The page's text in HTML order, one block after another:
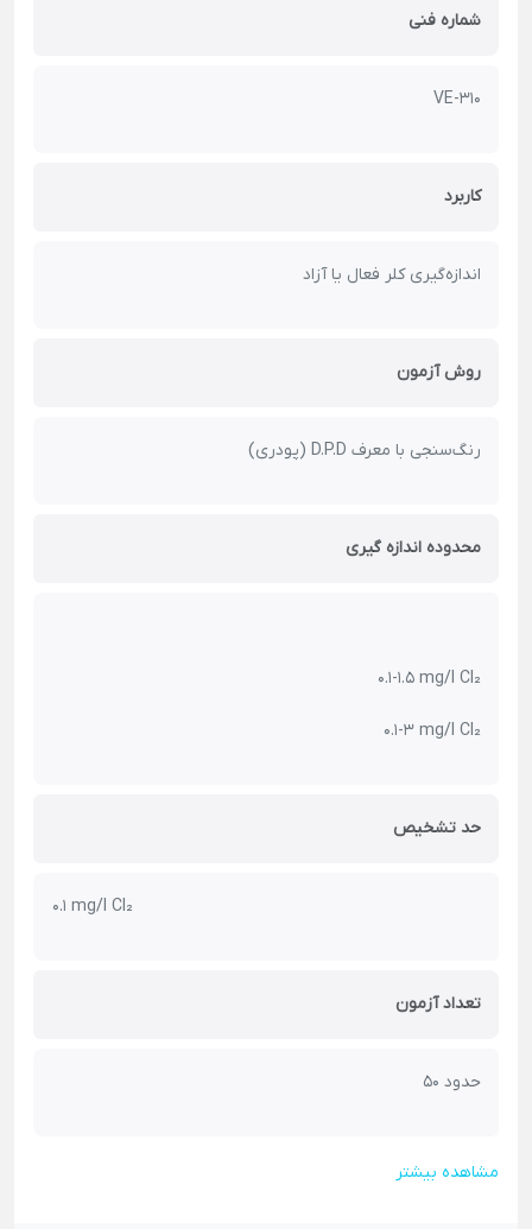
شماره فنی
VE-310
کاربرد
اندازه‌گیری کلر فعال یا آزاد
روش آزمون
رنگ‌سنجی با معرف D.P.D (پودری)
محدوده اندازه گیری
0.1-1.5 mg/l Cl₂
0.1-3 mg/l Cl₂
حد تشخیص
0.1 mg/l Cl₂
تعداد آزمون
حدود 50
مشاهده بیشتر